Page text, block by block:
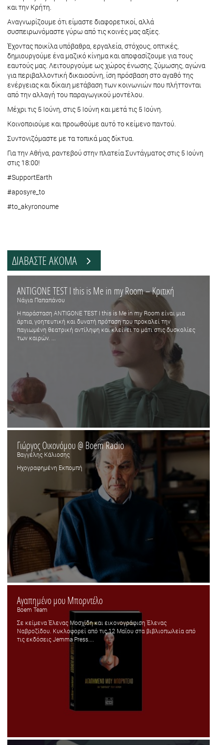
και την Κρήτη.
Αναγνωρίζουμε ότι είμαστε διαφορετικοί, αλλά
συσπειρωνόμαστε γύρω από τις κοινές μας αξίες.
Έχοντας ποικίλα υπόβαθρα, εργαλεία, στόχους, οπτικές,
δημιουργούμε ένα μαζικό κίνημα και αποφασίζουμε για τους
εαυτούς μας. Λειτουργούμε ως χώρος ένωσης, ζύμωσης, αγώνα
για περιβαλλοντική δικαιοσύνη, ίση πρόσβαση στο αγαθό της
ενέργειας και δίκαιη μετάβαση των κοινωνιών που πλήττονται
από την αλλαγή του παραγωγικού μοντέλου.
Μέχρι τις 5 Ιούνη, στις 5 Ιούνη και μετά τις 5 Ιούνη.
Κοινοποιούμε και προωθούμε αυτό το κείμενο παντού.
Συντονιζόμαστε με τα τοπικά μας δίκτυα.
Για την Αθήνα, ραντεβού στην πλατεία Συντάγματος στις 5 Ιούνη
στις 18:00!
#SupportEarth
#aposyre_to
#to_akyronoume
ΔΙΑΒΑΣΤΕ ΑΚΟΜΑ
ANTIGONE TEST Ι this is Me in my Room – Κριτική
Νάγια Παπαπάνου
Η παράσταση ANTIGONE TEST Ι this is Me in my Room είναι μια
άρτια, γοητευτική και δυνατή πρόταση που προκαλεί την
παγιωμένη θεατρική αντίληψη και κλείνει το μάτι στις δυσκολίες
των καιρών. ...
Γιώργος Οικονόμου @ Boem Radio
Βαγγέλης Κάλιοσης
Ηχογραφημένη Εκπομπή
Αγαπημένο μου Μπορντέλο
Boem Team
Σε κείμενα Έλενας Μοσχίδη και εικονογράφιση Έλενας
Ναβροζίδου. Κυκλοφορεί από τις 12 Μαΐου στα βιβλιοπωλεία από
τις εκδόσεις Jemma Press....